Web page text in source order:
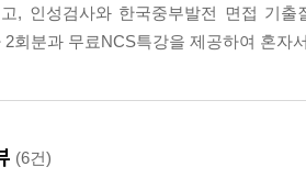
고, 인성검사와 한국중부발전 면접 기
2회분과 무료NCS특강을 제공하여 혼자
(6건)